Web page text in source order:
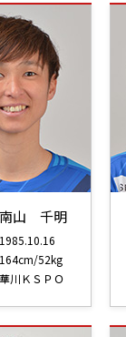
南山 千明
1985.10.16
164cm/52kg
華川ＫＳＰＯ